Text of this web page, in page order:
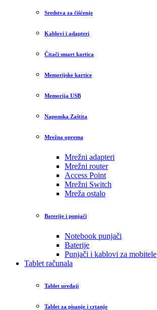
Sredstva za čišćenje
Kablovi i adapteri
Čitači smart kartica
Memorijske kartice
Memorija USB
Naponska Zaštita
Mrežna oprema
Mrežni adapteri
Mrežni router
Access Point
Mrežni Switch
Mreža ostalo
Baterije i punjači
Notebook punjači
Baterije
Punjači i kablovi za mobitele
Tablet računala
Tablet uređaji
Tablet za pisanje i crtanje